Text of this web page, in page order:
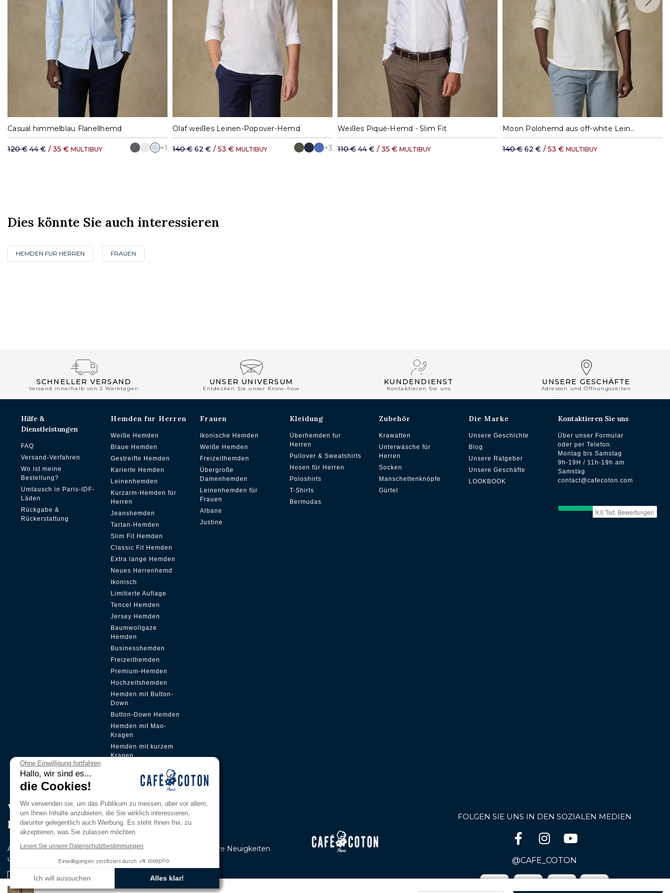
S M L XL XXL
Casual himmelblau Flanellhemd
120 € 44 € / 35 € MULTIBUY +1
S M L XL XXL
Olaf weißes Leinen-Popover-Hemd
140 € 62 € / 53 € MULTIBUY +3
37 38 39 40 41
Weißes Piqué-Hemd - Slim Fit
110 € 44 € / 35 € MULTIBUY
S M L XL XXL Moon Polohemd aus off-white Leinen
140 € 62 € / 53 € MULTIBUY
Dies könnte Sie auch interessieren
HEMDEN FUR HERREN FRAUEN
SCHNELLER VERSAND
Versand innerhalb von 2 Werktagen
UNSER UNIVERSUM
Entdecken Sie unser Know-how
KUNDENDIENST
Kontaktieren Sie uns
UNSERE GESCHÄFTE
Adressen und Öffnungszeiten
Hilfe &
Dienstleistungen
FAQ
Versand-Verfahren
Wo ist meine
Bestellung?
Umtausch in Paris-IDF-
Läden
Rückgabe &
Rückerstattung
Hemden fur Herren
Weiße Hemden
Blaue Hemden
Gestreifte Hemden
Karierte Hemden
Leinenhemden
Kurzarm-Hemden für
Herren
Jeanshemden
Tartan-Hemden
Slim Fit Hemden
Classic Fit Hemden
Extra lange Hemden
Neues Herrenhemd
Ikonisch
Limitierte Auflage
Tencel Hemden
Jersey Hemden
Baumwollgaze
Hemden
Businesshemden
Freizeithemden
Premium-Hemden
Hochzeitshemden
Hemden mit Button-
Down
Button-Down Hemden
Hemden mit Mao-
Kragen
Hemden mit kurzem
Kragen
Frauen
Ikonische Hemden
Weiße Hemden
Freizeithemden
Übergroße
Damenhemden
Leinenhemden für
Frauen
Albane
Justine
Kleidung
Überhemden fur
Herren
Pullover & Sweatshirts
Hosen für Herren
Poloshirts
T-Shirts
Bermudas
Zubehör
Krawatten
Unterwäsche für
Herren
Socken
Manschettenknöpfe
Gürtel
Die Marke
Unsere Geschichte
Blog
Unsere Ratgeber
Unsere Geschäfte
LOOKBOOK
Kontaktieren Sie uns
Über unser Formular
oder per Telefon.
Montag bis Samstag
9h-19H / 11h-19h am
Samstag
contact@cafecoton.com
Werden Sie Mitglied in unserem
Pri̇vi̇lege Club
Abonnieren Sie unseren Newsletter, um als Erster über unsere Neuigkeiten
und exklusiven Angebote informiert zu werden.
Ich registriere mich
FOLGEN SIE UNS IN DEN SOZIALEN MEDIEN
@CAFE_COTON
Ohne Einwilligung fortfahren
Hallo, wir sind es...
die Cookies!
Wir verwenden sie, um das Publikum zu messen, aber vor allem,
um Ihnen Inhalte anzubieten, die Sie wirklich interessieren,
darunter gelegentlich auch Werbung. Es steht Ihnen frei, zu
akzeptieren, was Sie zulassen möchten.
Lesen Sie unsere Datenschutzbestimmungen
Einwilligungen zertifiziert durch
Ich will aussuchen Alles klar!